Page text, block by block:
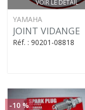
VOIR LE DÉTAIL
YAMAHA
JOINT VIDANGE
Réf. : 90201-08818
-10 %